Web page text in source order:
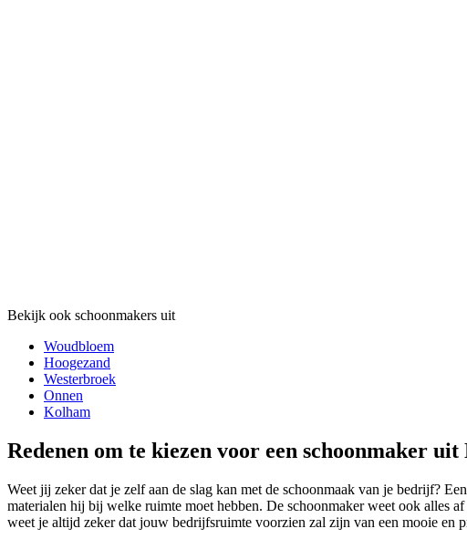
Bekijk ook schoonmakers uit
Woudbloem
Hoogezand
Westerbroek
Onnen
Kolham
Redenen om te kiezen voor een schoonmaker
Weet jij zeker dat je zelf aan de slag kan met de schoonmaak van je bedrijf?
materialen hij bij welke ruimte moet hebben. De schoonmaker weet ook alles
weet je altijd zeker dat jouw bedrijfsruimte voorzien zal zijn van een mooie en